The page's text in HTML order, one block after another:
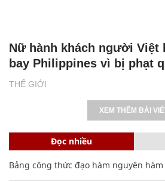
THẾ GIỚI
Nữ hành khách người Việt
bay Philippines vì bị phạt
XEM THÊM BÀI
Đọc nhiều
Bảng công thức đạo hàm nguyên